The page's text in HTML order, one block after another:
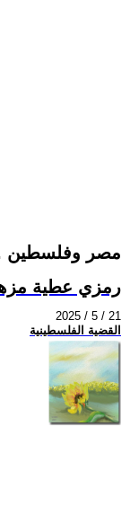
مصر وفلسطين ...
رمزي عطية
2025 / 5 / 21
القضية الفلسطينية